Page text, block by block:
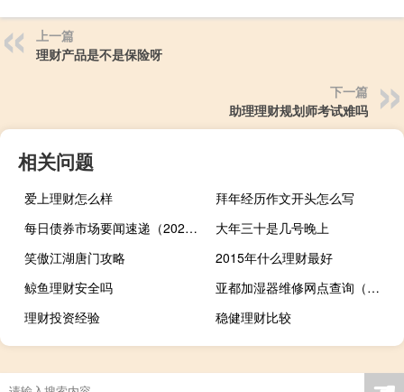
上一篇
理财产品是不是保险呀
下一篇
助理理财规划师考试难吗
相关问题
爱上理财怎么样
拜年经历作文开头怎么写
每日债券市场要闻速递（2023-10-27）
大年三十是几号晚上
笑傲江湖唐门攻略
2015年什么理财最好
鲸鱼理财安全吗
亚都加湿器维修网点查询（亚都加湿器维修）
理财投资经验
稳健理财比较